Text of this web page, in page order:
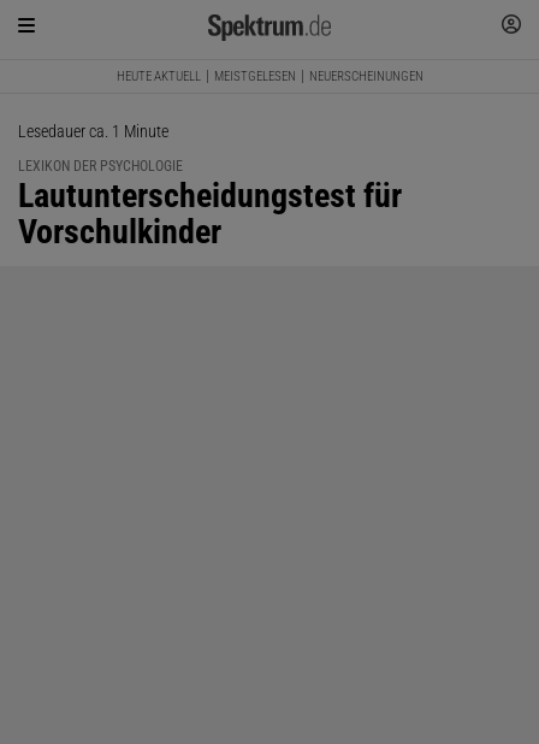
HEUTE AKTUELL MEISTGELESEN NEUERSCHEINUNGEN
Lesedauer ca. 1 Minute
LEXIKON DER PSYCHOLOGIE
:
Lautunterscheidungstest für
Vorschulkinder